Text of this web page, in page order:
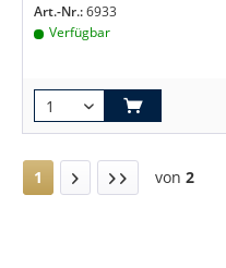
Art.-Nr.:6933
Verfügbar
1 von 2